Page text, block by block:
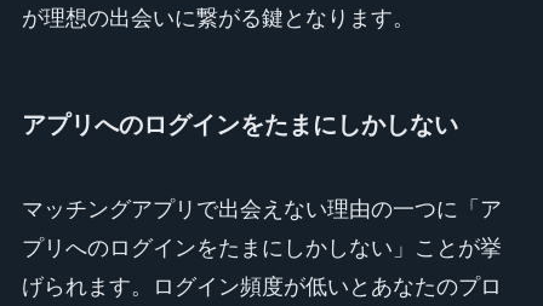
が理想の出会いに繋がる鍵となります。
アプリへのログインをたまにしかしない
マッチングアプリで出会えない理由の一つに「ア
プリへのログインをたまにしかしない」ことが挙
げられます。ログイン頻度が低いとあなたのプロ